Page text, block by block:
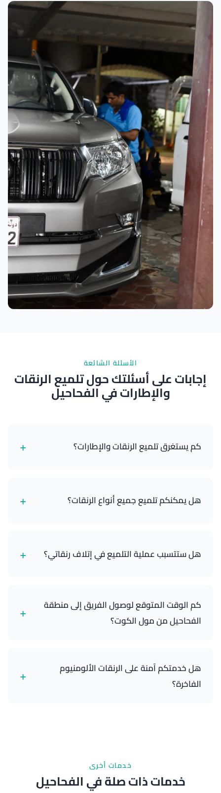
عملية الغسيل
الأسئلة الشائعة
إجابات على أسئلتك حول تلميع الرنقات
والإطارات في الفحاحيل
كم يستغرق تلميع الرنقات والإطارات؟ +
هل يمكنكم تلميع جميع أنواع الرنقات؟ +
لكل مادة.
هل ستتسبب عملية التلميع في إتلاف رنقاتي؟ +
كم الوقت المتوقع لوصول الفريق إلى منطقة
الفحاحيل من مول الكوت؟
+
طريق الفحاحيل السريع في 35-45 دقيقة من تأكيد حجزك.
تعتمد السرعة على موقعك الدقيق والحركة المرورية.
هل خدمتكم آمنة على الرنقات الألومنيوم
الفاخرة؟
+
خدمات أخرى
خدمات ذات صلة في الفحاحيل